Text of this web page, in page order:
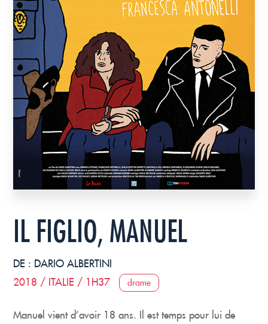
IL FIGLIO, MANUEL
DE : DARIO ALBERTINI
2018 / ITALIE / 1H37
drame
Manuel vient d’avoir 18 ans. Il est temps pour lui de